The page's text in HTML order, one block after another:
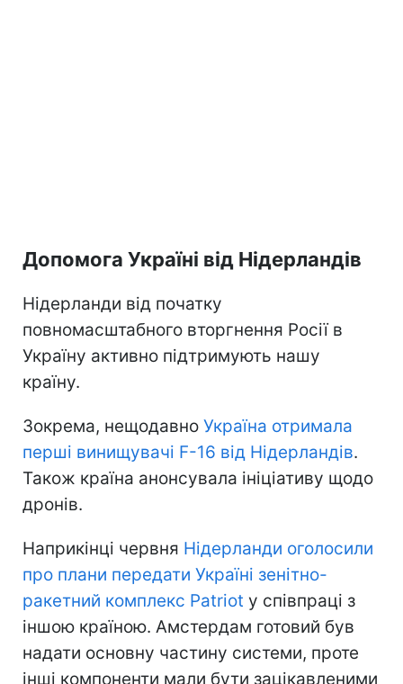
Допомога Україні від Нідерландів
Нідерланди від початку
повномасштабного вторгнення Росії в
Україну активно підтримують нашу
країну.
Зокрема, нещодавно Україна отримала
перші винищувачі F-16 від Нідерландів.
Також країна анонсувала ініціативу щодо
дронів.
Наприкінці червня Нідерланди оголосили
про плани передати Україні зенітно-
ракетний комплекс Patriot у співпраці з
іншою країною. Амстердам готовий був
надати основну частину системи, проте
інші компоненти мали бути зацікавленими